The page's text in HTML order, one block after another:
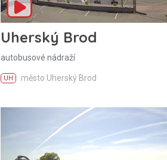
Uherský Brod
autobusové nádraží
UH město Uherský Brod